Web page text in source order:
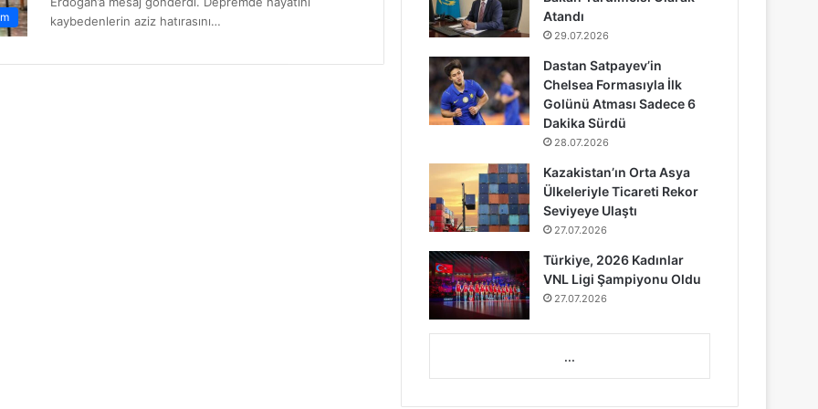
kaybedenlerin aziz hatırasını…
Atandı
29.07.2026
Dastan Satpayev’in
Chelsea Formasıyla İlk
Golünü Atması Sadece 6
Dakika Sürdü
28.07.2026
Kazakistan’ın Orta Asya
Ülkeleriyle Ticareti Rekor
Seviyeye Ulaştı
27.07.2026
Türkiye, 2026 Kadınlar
VNL Ligi Şampiyonu Oldu
27.07.2026
...